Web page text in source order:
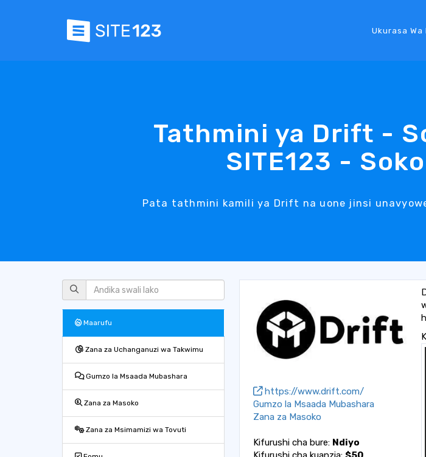
Ukurasa Wa
Tathmini ya Drift -
SITE123 -
Pata tathmini kamili ya Drift na uone jinsi
Maarufu
Zana za Uchanganuzi wa Takwimu
Gumzo la Msaada Mubashara
Zana za Masoko
Zana za Msimamizi wa Tovuti
https://www.drift.com/
Gumzo la Msaada Mubashara
Zana za Masoko
Kifurushi cha bure: Ndiyo